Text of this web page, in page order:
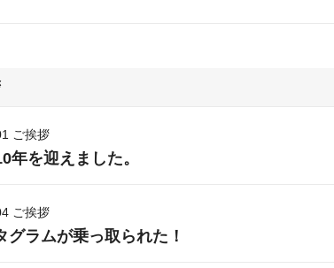
ご挨拶
年を迎えました。
ご挨拶
グラムが乗っ取られた！